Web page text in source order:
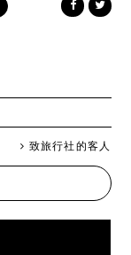
致旅行社的客人